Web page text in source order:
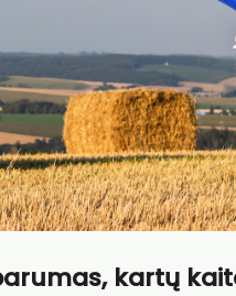
kartų